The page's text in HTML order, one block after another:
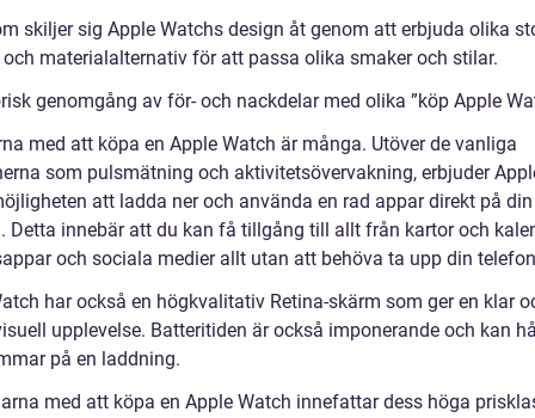
skiljer sig Apple Watchs design åt genom att erbjuda olika
materialalternativ för att passa olika smaker och stilar.
genomgång av för- och nackdelar med olika ”köp Apple
med att köpa en Apple Watch är många. Utöver de vanliga
som pulsmätning och aktivitetsövervakning, erbjuder
att ladda ner och använda en rad appar direkt på din
Detta innebär att du kan få tillgång till allt från kartor och
och sociala medier allt utan att behöva ta upp din
har också en högkvalitativ Retina-skärm som ger en klar
upplevelse. Batteritiden är också imponerande och kan
på en laddning.
med att köpa en Apple Watch innefattar dess höga